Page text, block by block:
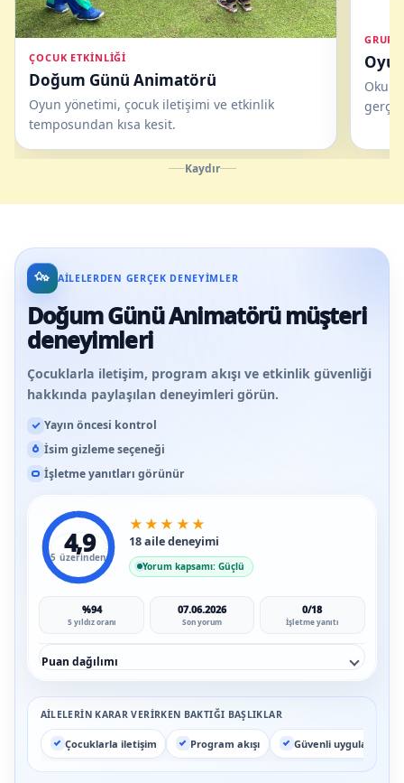
ÇOCUK ETKINLIĞI
Doğum Günü Animatörü
Oyun yönetimi, çocuk iletişimi ve etkinlik
temposundan kısa kesit.
GRUP
Okul
Kaydır
AILELERDEN GERÇEK DENEYIMLER
Doğum Günü Animatörü müşteri
deneyimleri
Çocuklarla iletişim, program akışı ve etkinlik güvenliği
hakkında paylaşılan deneyimleri görün.
Yayın öncesi kontrol
İsim gizleme seçeneği
İşletme yanıtları görünür
4,9
5 üzerinden
★ ★ ★ ★ ★
18 aile deneyimi
Yorum kapsamı: Güçlü
%94
5 yıldız oranı
07.06.2026
Son yorum
0/18
İşletme yanıtı
Puan dağılımı
AILELERIN KARAR VERIRKEN BAKTIĞI BAŞLIKLAR
Çocuklarla iletişim Program akışı Güvenli uygulama